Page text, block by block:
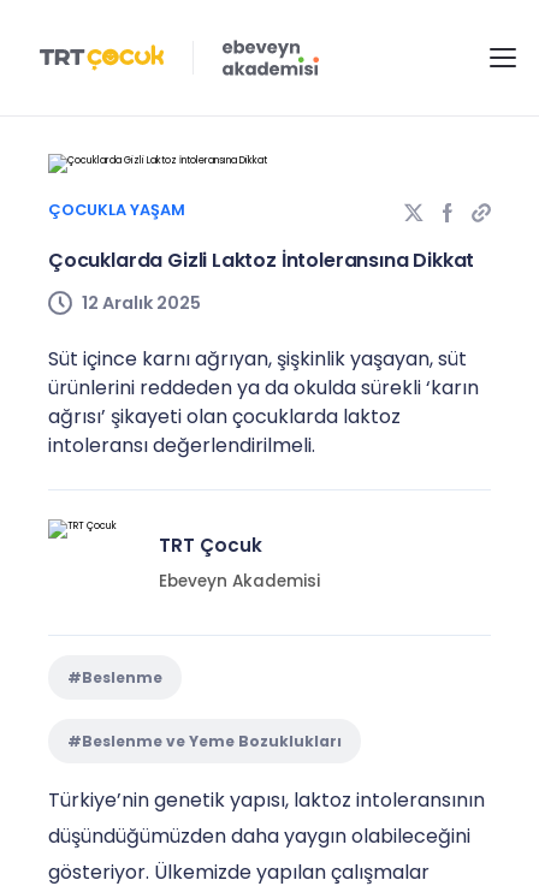
ÇOCUKLA YAŞAM
Çocuklarda Gizli Laktoz İntoleransına Dikkat
12 Aralık 2025
Süt içince karnı ağrıyan, şişkinlik yaşayan, süt
ürünlerini reddeden ya da okulda sürekli ‘karın
ağrısı’ şikayeti olan çocuklarda laktoz
intoleransı değerlendirilmeli.
TRT Çocuk
Ebeveyn Akademisi
#Beslenme
#Beslenme ve Yeme Bozuklukları
Türkiye’nin genetik yapısı, laktoz intoleransının
düşündüğümüzden daha yaygın olabileceğini
gösteriyor. Ülkemizde yapılan çalışmalar